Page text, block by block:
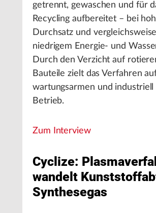
getrennt, gewaschen und für
Recycling aufbereitet – bei
Durchsatz und vergleichsweise
niedrigem Energie- und
Durch den Verzicht auf
Bauteile zielt das Verfahren
wartungsarmen und industriell
Betrieb.
Zum Interview
Cyclize:
wandelt
Synthesegas